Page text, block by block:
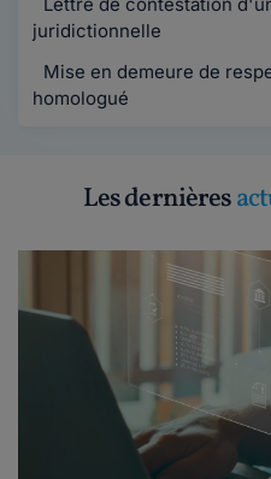
juridictionnelle
Mise en demeure de
homologué
Les dernières